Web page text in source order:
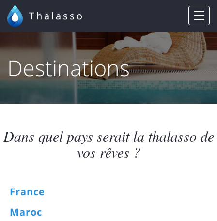
Thalasso
Destinations
Dans quel pays serait la thalasso de
vos rêves ?
France
Maroc